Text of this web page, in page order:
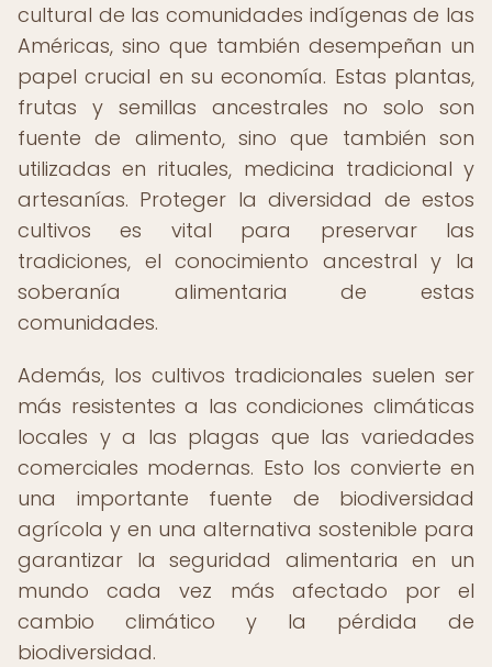
cultural de las comunidades indígenas de las
Américas, sino que también desempeñan un
papel crucial en su economía. Estas plantas,
frutas y semillas ancestrales no solo son
fuente de alimento, sino que también son
utilizadas en rituales, medicina tradicional y
artesanías. Proteger la diversidad de estos
cultivos es vital para preservar las
tradiciones, el conocimiento ancestral y la
soberanía alimentaria de estas
comunidades.
Además, los cultivos tradicionales suelen ser
más resistentes a las condiciones climáticas
locales y a las plagas que las variedades
comerciales modernas. Esto los convierte en
una importante fuente de biodiversidad
agrícola y en una alternativa sostenible para
garantizar la seguridad alimentaria en un
mundo cada vez más afectado por el
cambio climático y la pérdida de
biodiversidad.